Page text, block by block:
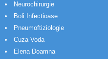
Neurochirurgie
Boli Infectioase
Pneumoftiziologie
Cuza Voda
Elena Doamna